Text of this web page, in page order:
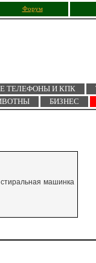
Форум
ТЕЛЕФОНЫ И КПК
БИЗНЕС
машинка